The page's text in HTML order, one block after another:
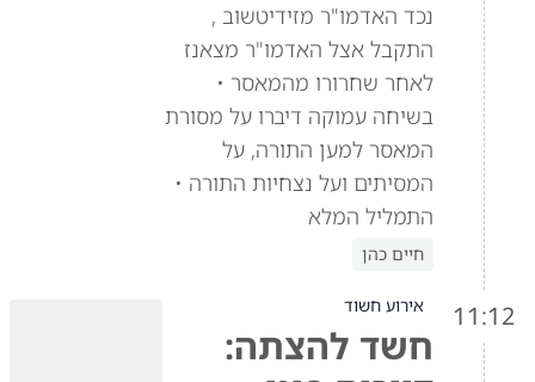
נכד האדמו"ר מזידיטשוב ,
התקבל אצל האדמו"ר מצאנז
לאחר שחרורו מהמאסר •
בשיחה עמוקה דיברו על מסורת
המאסר למען התורה, על
המסיתים ועל נצחיות התורה •
התמליל המלא
חיים כהן
11:12 אירוע חשוד
חשד להצתה: